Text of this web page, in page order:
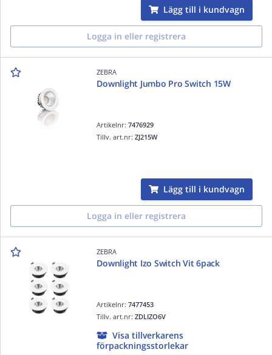
Lägg till i kundvagn
Logga in eller registrera
ZEBRA
Downlight Jumbo Pro Switch 15W
Artikelnr:7476929
Tillv. art.nr:ZJ215W
Lägg till i kundvagn
Logga in eller registrera
ZEBRA
Downlight Izo Switch Vit 6pack
Artikelnr:7477453
Tillv. art.nr:ZDLIZO6V
Visa tillverkarens
förpackningsstorlekar